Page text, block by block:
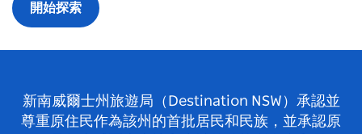
開始探索
新南威爾士州旅遊局（Destination NSW）承認並
尊重原住民作為該州的首批居民和民族，並承認原